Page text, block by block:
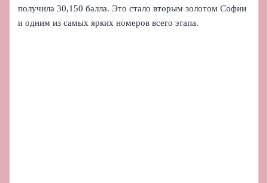
получила 30,150 балла. Это стало вторым золотом Софии
и одним из самых ярких номеров всего этапа.